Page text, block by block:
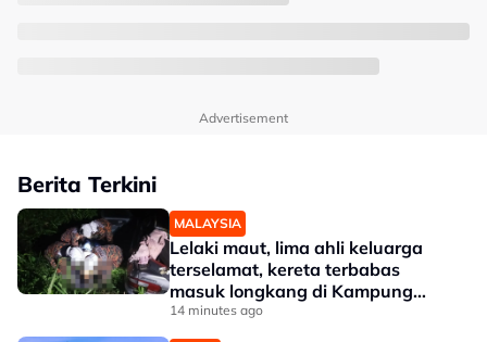
Advertisement
Berita Terkini
MALAYSIA
Lelaki maut, lima ahli keluarga
terselamat, kereta terbabas
masuk longkang di Kampung
Gajah
14 minutes ago